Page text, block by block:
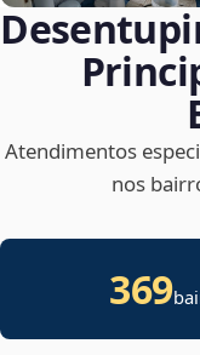
Atendimentos
nos
369